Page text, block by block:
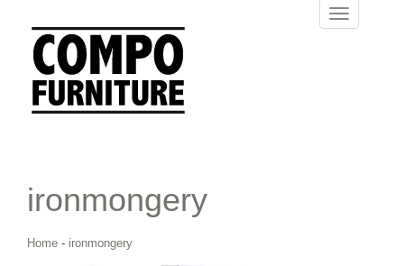
Toggle
navigation
ironmongery
Home - ironmongery